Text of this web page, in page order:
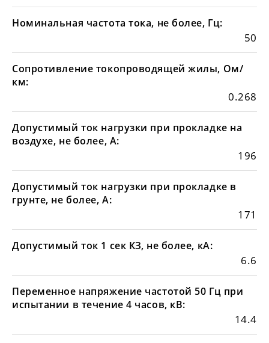
Номинальная частота тока, не более, Гц:
50
Сопротивление токопроводящей жилы, Ом/
км:
0.268
Допустимый ток нагрузки при прокладке на
воздухе, не более, А:
196
Допустимый ток нагрузки при прокладке в
грунте, не более, А:
171
Допустимый ток 1 сек КЗ, не более, кА:
6.6
Переменное напряжение частотой 50 Гц при
испытании в течение 4 часов, кВ:
14.4